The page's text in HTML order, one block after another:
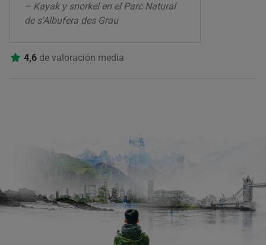
– Kayak y snorkel en el Parc Natural
de s'Albufera des Grau
4,6 de valoración media